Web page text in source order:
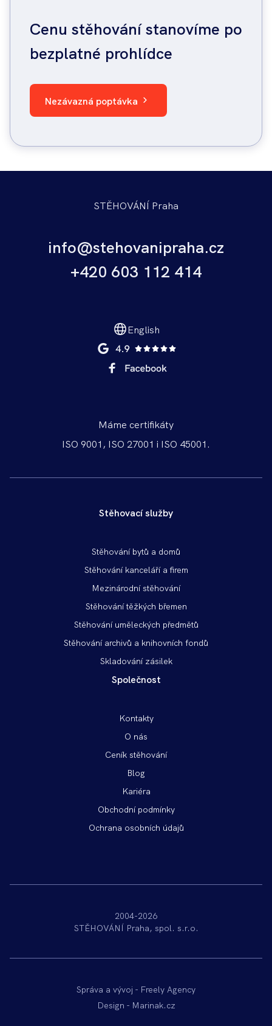
Cenu stěhování stanovíme po
bezplatné prohlídce
Nezávazná poptávka
STĚHOVÁNÍ Praha
info@stehovanipraha.cz
+420 603 112 414
English
Máme certifikáty
ISO 9001, ISO 27001 i ISO 45001.
Stěhovací služby
Stěhování bytů a domů
Stěhování kanceláří a firem
Mezinárodní stěhování
Stěhování těžkých břemen
Stěhování uměleckých předmětů
Stěhování archivů a knihovních fondů
Skladování zásilek
Společnost
Kontakty
O nás
Ceník stěhování
Blog
Kariéra
Obchodní podmínky
Ochrana osobních údajů
2004-2026
STĚHOVÁNÍ Praha, spol. s.r.o.
Správa a vývoj - Freely Agency
Design - Marinak.cz